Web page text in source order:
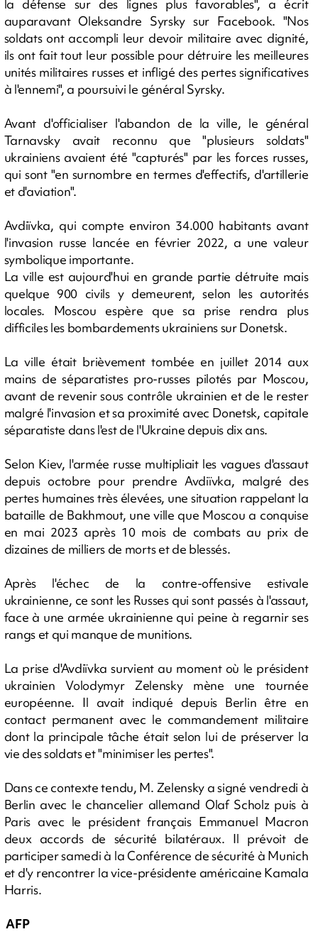
la défense sur des lignes plus favorables", a écrit
auparavant Oleksandre Syrsky sur Facebook. "Nos
soldats ont accompli leur devoir militaire avec dignité,
ils ont fait tout leur possible pour détruire les meilleures
unités militaires russes et infligé des pertes significatives
à l'ennemi", a poursuivi le général Syrsky.
Avant d'officialiser l'abandon de la ville, le général
Tarnavsky avait reconnu que "plusieurs soldats"
ukrainiens avaient été "capturés" par les forces russes,
qui sont "en surnombre en termes d'effectifs, d'artillerie
et d'aviation".
Avdiïvka, qui compte environ 34.000 habitants avant
l'invasion russe lancée en février 2022, a une valeur
symbolique importante.
La ville est aujourd'hui en grande partie détruite mais
quelque 900 civils y demeurent, selon les autorités
locales. Moscou espère que sa prise rendra plus
difficiles les bombardements ukrainiens sur Donetsk.
La ville était brièvement tombée en juillet 2014 aux
mains de séparatistes pro-russes pilotés par Moscou,
avant de revenir sous contrôle ukrainien et de le rester
malgré l'invasion et sa proximité avec Donetsk, capitale
séparatiste dans l'est de l'Ukraine depuis dix ans.
Selon Kiev, l'armée russe multipliait les vagues d'assaut
depuis octobre pour prendre Avdiïvka, malgré des
pertes humaines très élevées, une situation rappelant la
bataille de Bakhmout, une ville que Moscou a conquise
en mai 2023 après 10 mois de combats au prix de
dizaines de milliers de morts et de blessés.
Après l'échec de la contre-offensive estivale
ukrainienne, ce sont les Russes qui sont passés à l'assaut,
face à une armée ukrainienne qui peine à regarnir ses
rangs et qui manque de munitions.
La prise d'Avdiïvka survient au moment où le président
ukrainien Volodymyr Zelensky mène une tournée
européenne. Il avait indiqué depuis Berlin être en
contact permanent avec le commandement militaire
dont la principale tâche était selon lui de préserver la
vie des soldats et "minimiser les pertes".
Dans ce contexte tendu, M. Zelensky a signé vendredi à
Berlin avec le chancelier allemand Olaf Scholz puis à
Paris avec le président français Emmanuel Macron
deux accords de sécurité bilatéraux. Il prévoit de
participer samedi à la Conférence de sécurité à Munich
et d'y rencontrer la vice-présidente américaine Kamala
Harris.
AFP